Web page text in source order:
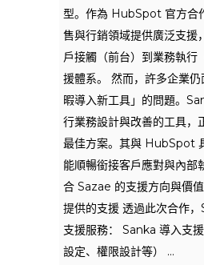
型。作為 HubSpot 官方合
售與行銷領域提供廣泛支援
戶接觸（前台）到業務執行
援體系。 然而，許多企業
暇導入新工具」的問題。
行業務設計與改善的工具，
最佳方案。其與 HubSpot
能順暢銜接客戶應對與內部
合 Sazae 的支援方向與價
提供的支援 透過此次合作
支援服務： Sanka 導入支
設定、權限設計等）